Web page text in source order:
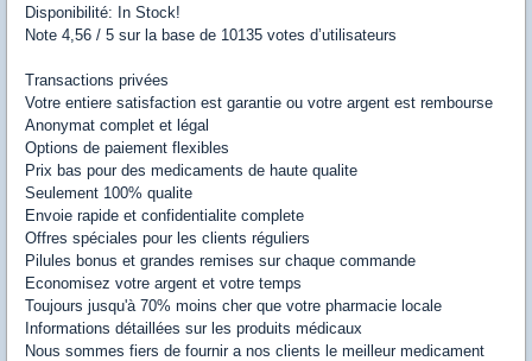
Disponibilité: In Stock!
Note 4,56 / 5 sur la base de 10135 votes d’utilisateurs
Transactions privées
Votre entiere satisfaction est garantie ou votre argent est rembourse
Anonymat complet et légal
Options de paiement flexibles
Prix bas pour des medicaments de haute qualite
Seulement 100% qualite
Envoie rapide et confidentialite complete
Offres spéciales pour les clients réguliers
Pilules bonus et grandes remises sur chaque commande
Economisez votre argent et votre temps
Toujours jusqu'à 70% moins cher que votre pharmacie locale
Informations détaillées sur les produits médicaux
Nous sommes fiers de fournir a nos clients le meilleur medicament